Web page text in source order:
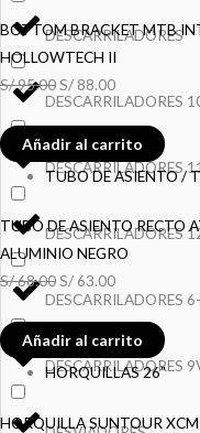
DESCARRILADORES
DESCARRILADORES
DESCARRILADORES
DESCARRILADORES
DESCARRILADORES
DESCARRILADORES
BOTTOM BRACKET MTB
HOLLOWTECH II
S/95.00S/ 88.00
Añadir al carrito
TUBO DE ASIENTO /
TUBO DE ASIENTO
ALUMINIO NEGRO
S/68.00S/ 63.00
Añadir al carrito
HORQUILLAS 26”
HORQUILLA SUNTOUR